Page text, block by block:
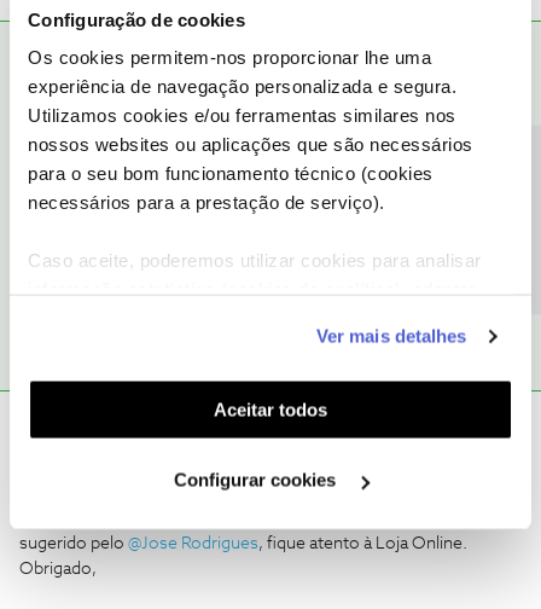
Configuração de cookies
Os cookies permitem-nos proporcionar lhe uma
experiência de navegação personalizada e segura.
Utilizamos cookies e/ou ferramentas similares nos
nossos websites ou aplicações que são necessários
para o seu bom funcionamento técnico (cookies
necessários para a prestação de serviço).
Caso aceite, poderemos utilizar cookies para analisar
funcionalidades (cookies de personalização e
funcionalidade) e adaptar anúncios aos seus interesses
(cookies de publicidade personalizada). Pode gerir a
utilização dos cookies clicando em "Configurar
Ver mais detalhes
Aceitar todos
Configurar cookies
Jose Rodrigues RESPOSTA Forum|Forum|2 years ago
O iphone 15 pro max cor natural ta indisponível posso
Bom dia, se o equipamento está indisponivel, deve ir
acompanhando a loja online e efetuar a compra logo que se
Seja bem-vindo ao Fórum NOS.
sugerido pelo @Jose Rodrigues, fique atento à Loja Online.
Obrigado,